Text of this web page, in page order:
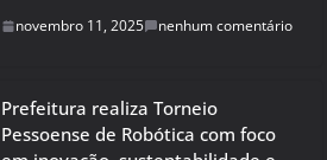
novembro 11, 2025 nenhum comentário
Prefeitura realiza Torneio
Pessoense de Robótica com foco